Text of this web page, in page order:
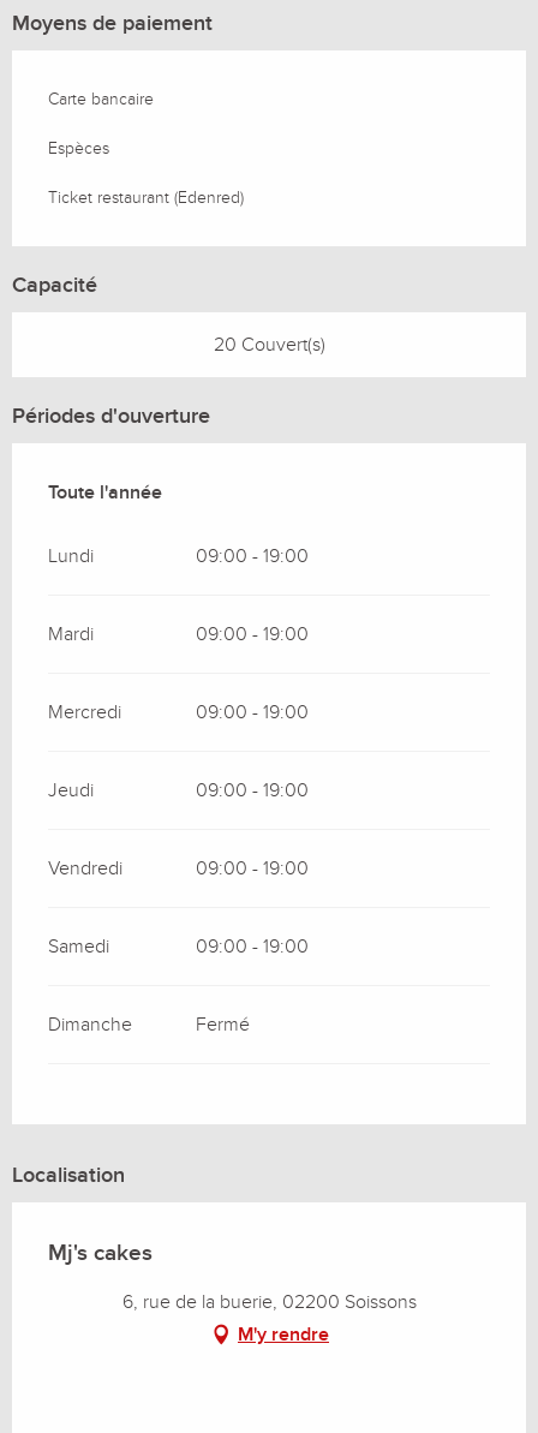
Moyens de paiement
Carte bancaire
Espèces
Ticket restaurant (Edenred)
Capacité
20 Couvert(s)
Périodes d'ouverture
Toute l'année
Toute l'année
Lundi 09:00 - 19:00
Mardi 09:00 - 19:00
Mercredi 09:00 - 19:00
Jeudi 09:00 - 19:00
Vendredi 09:00 - 19:00
Samedi 09:00 - 19:00
Dimanche Fermé
Localisation
Mj's cakes
6, rue de la buerie, 02200 Soissons
M'y rendre